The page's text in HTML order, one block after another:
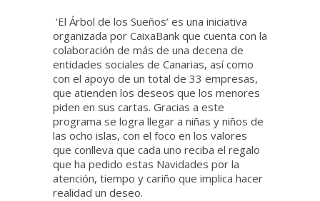
‘El Árbol de los Sueños’ es una iniciativa
organizada por CaixaBank que cuenta con la
colaboración de más de una decena de
entidades sociales de Canarias, así como
con el apoyo de un total de 33 empresas,
que atienden los deseos que los menores
piden en sus cartas. Gracias a este
programa se logra llegar a niñas y niños de
las ocho islas, con el foco en los valores
que conlleva que cada uno reciba el regalo
que ha pedido estas Navidades por la
atención, tiempo y cariño que implica hacer
realidad un deseo.